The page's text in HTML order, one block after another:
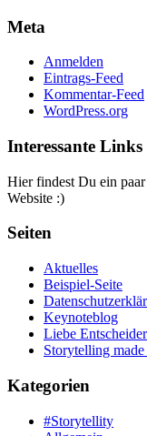
Meta
Anmelden
Eintrags-Feed
Kommentar-Feed
WordPress.org
Interessante Links
Hier findest Du ein
Website :)
Seiten
Aktuelles
Beispiel-Seite
Keynoteblog
Liebe
Storytelling
Kategorien
#Storytellity